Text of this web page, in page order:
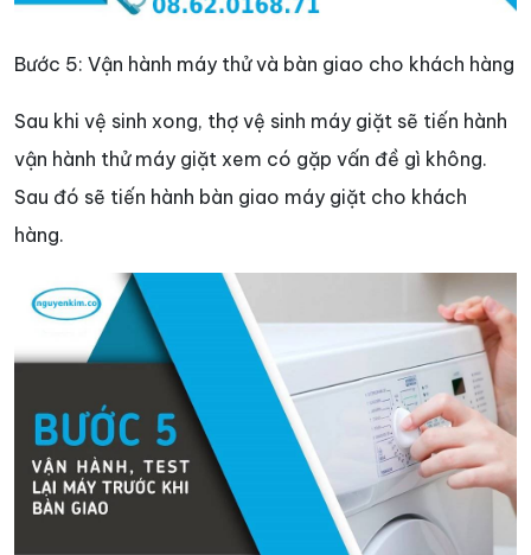
Bước 5: Vận hành máy thử và bàn giao cho khách hàng
Sau khi vệ sinh xong, thợ vệ sinh máy giặt sẽ tiến hành
vận hành thử máy giặt xem có gặp vấn đề gì không.
Sau đó sẽ tiến hành bàn giao máy giặt cho khách
hàng.